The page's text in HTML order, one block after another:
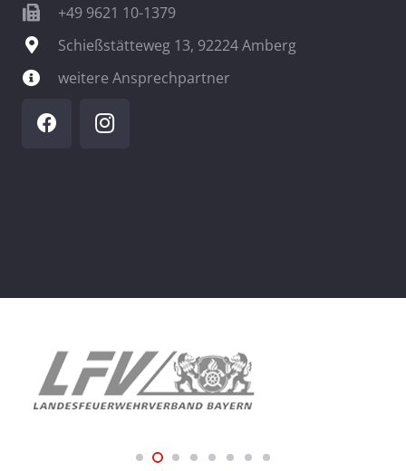
+49 9621 10-1379
Schießstätteweg 13, 92224 Amberg
weitere Ansprechpartner